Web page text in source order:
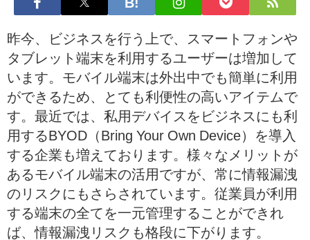
昨今、ビジネスを行う上で、スマートフォンや
タブレット端末を利用するユーザーは増加して
います。モバイル端末は外出中でも簡単に利用
ができるため、とても利便性の高いアイテムで
す。最近では、私用デバイスをビジネスにも利
用するBYOD（Bring Your Own Device）を導入
する企業も増えております。様々なメリットが
あるモバイル端末の活用ですが、常に情報漏洩
のリスクにもさらされています。従業員が利用
する端末の全てを一元管理することができれ
ば、情報漏洩リスクも格段に下がります。